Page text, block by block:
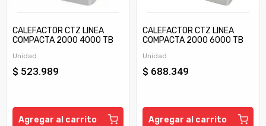
CALEFACTOR CTZ LINEA
COMPACTA 2000 4000 TB
Unidad
$ 523.989
Agregar al carrito
CALEFACTOR CTZ LINEA
COMPACTA 2000 6000 TB
Unidad
$ 688.349
Agregar al carrito